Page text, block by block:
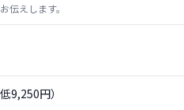
伝えします。
9,250円）